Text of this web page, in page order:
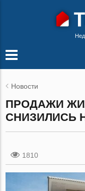
Новости
ПРОДАЖИ
СНИЗИЛИСЬ
1810